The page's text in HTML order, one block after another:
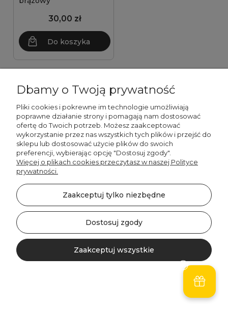
30,00 zł
Do koszyka
Decordruk
Poduszka
MANCHESTER TL17 |
brązowy
Koszyk
Dbamy o Twoją prywatność
Pliki cookies i pokrewne im technologie umożliwiają
poprawne działanie strony i pomagają nam dostosować
ofertę do Twoich potrzeb. Możesz zaakceptować
wykorzystanie przez nas wszystkich tych plików i przejść do
sklepu lub dostosować użycie plików do swoich
preferencji, wybierając opcję "Dostosuj zgody".
Więcej o plikach cookies przeczytasz w naszej Polityce
prywatności.
Zaakceptuj tylko niezbędne
Dostosuj zgody
Zaakceptuj wszystkie